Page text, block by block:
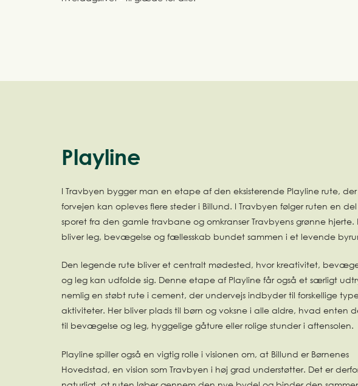
Playline
I Travbyen bygger man en etape af den eksisterende Playline rute, der
forvejen kan opleves flere steder i Billund. I Travbyen følger ruten en
sporet fra den gamle travbane og omkranser Travbyens grønne hjerte.
bliver leg, bevægelse og fællesskab bundet sammen i et levende
Den legende rute bliver et centralt mødested, hvor kreativitet,
og leg kan udfolde sig. Denne etape af Playline får også et særligt
nemlig en støbt rute i cement, der undervejs indbyder til forskellige
aktiviteter. Her bliver plads til børn og voksne i alle aldre, hvad enten
til bevægelse og leg, hyggelige gåture eller rolige stunder i aftensolen.
Playline spiller også en vigtig rolle i visionen om, at Billund er Børnenes
Hovedstad, en vision som Travbyen i høj grad understøtter. Det er